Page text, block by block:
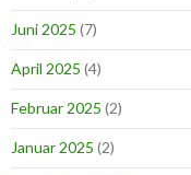
Juni 2025 (7)
April 2025 (4)
Februar 2025 (2)
Januar 2025 (2)